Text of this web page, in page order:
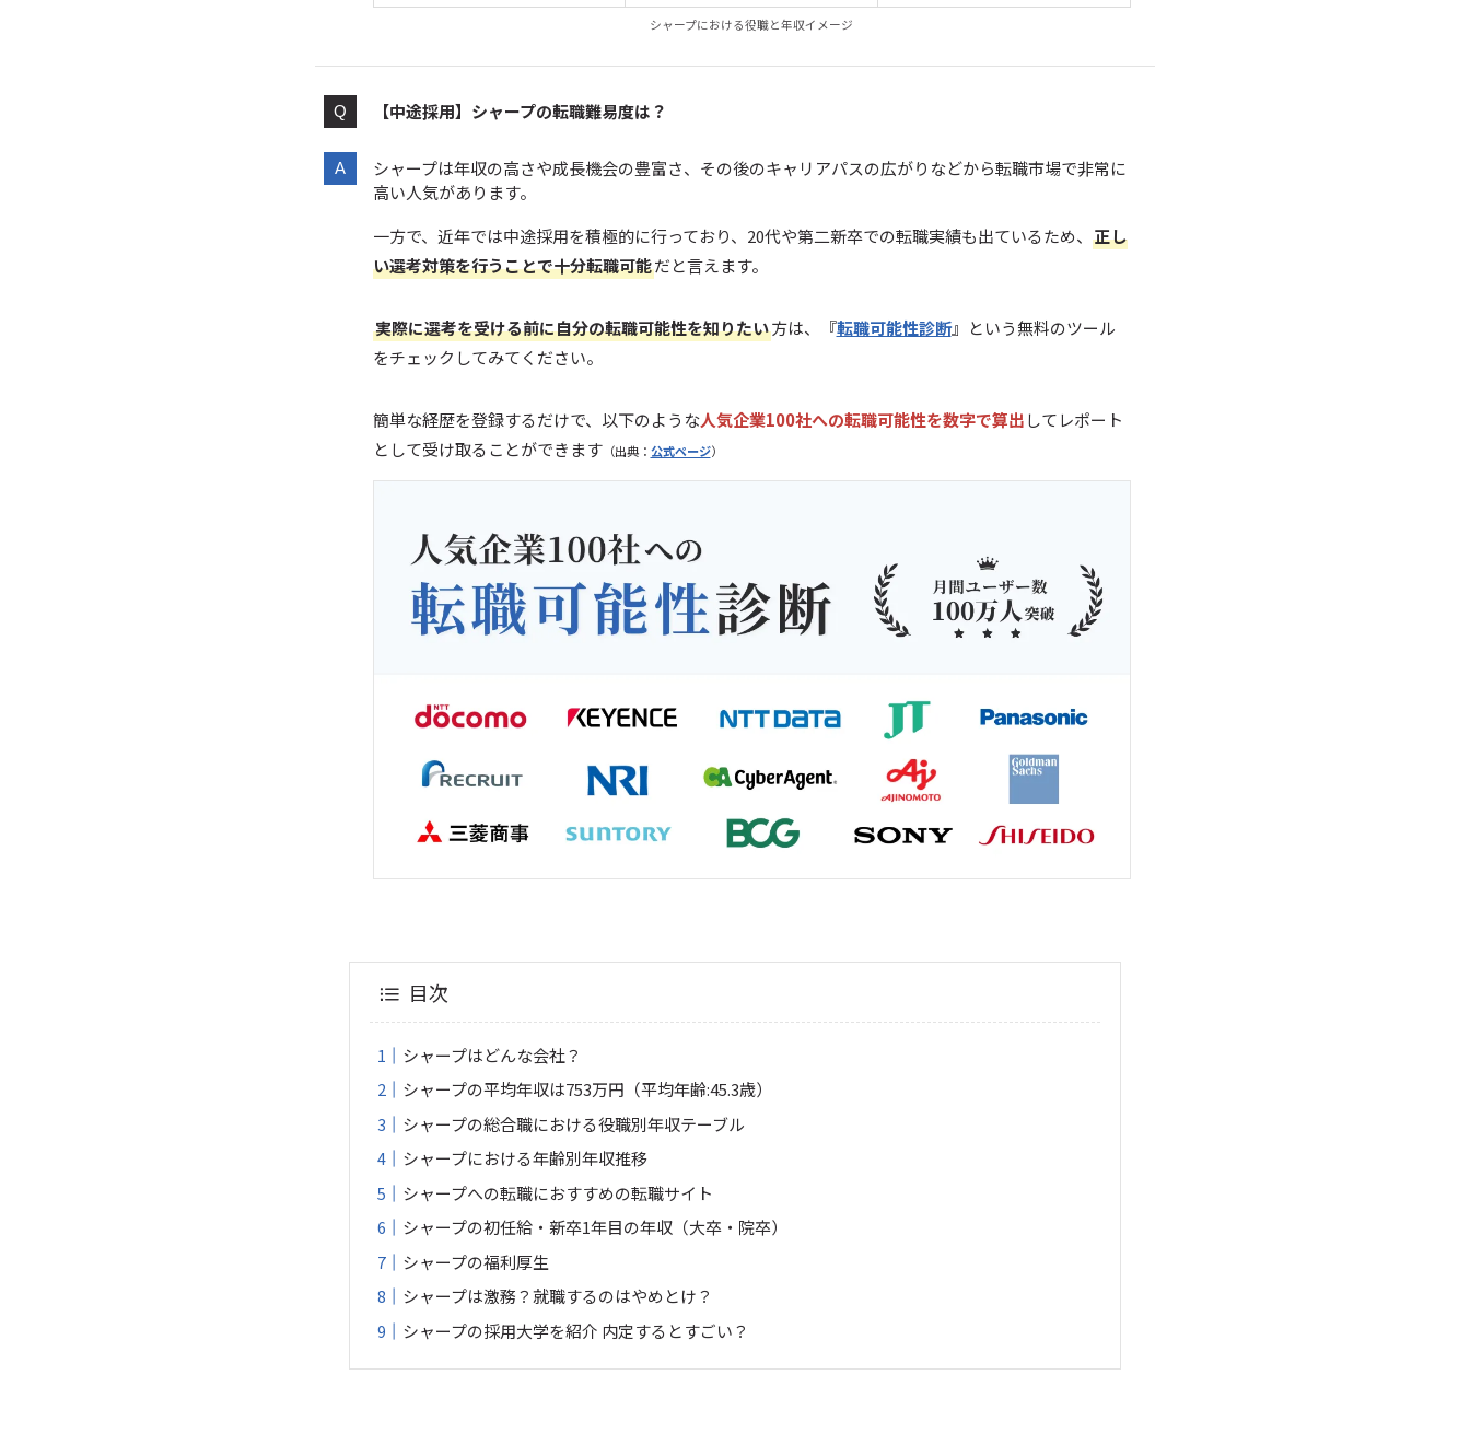
シャープにおける役職と年収イメージ
【中途採用】シャープの転職難易度は？
シャープは年収の高さや成長機会の豊富さ、その後のキャリアパスの広がりなどから転職市場で非常に
高い人気があります。
一方で、近年では中途採用を積極的に行っており、20代や第二新卒での転職実績も出ているため、 正し
い選考対策を行うことで十分転職可能だと言えます。
実際に選考を受ける前に自分の転職可能性を知りたい方は、『転職可能性診断』という無料のツール
をチェックしてみてください。
簡単な経歴を登録するだけで、以下のような人気企業100社への転職可能性を数字で算出してレポート
として受け取ることができます（出典： 公式ページ）
目次
シャープはどんな会社？
シャープの平均年収は753万円（平均年齢:45.3歳）
シャープの総合職における役職別年収テーブル
シャープにおける年齢別年収推移
シャープへの転職におすすめの転職サイト
シャープの初任給・新卒1年目の年収（大卒・院卒）
シャープの福利厚生
シャープは激務？就職するのはやめとけ？
シャープの採用大学を紹介 内定するとすごい？